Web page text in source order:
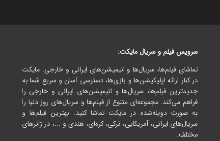
سرویس فیلم و سریال مایکت:
تماشای فیلم‌ها، سریال‌ها و انیمیشن‌های ایرانی و خارجی. مایکت
در کنار ارائه اپلیکیشن‌ها و بازی‌ها، دسترسی آسان و سریع شما به
جدیدترین فیلم‌ها، سریال‌ها و انیمیشن‌های ایرانی و خارجی را
فراهم می‌کند. مجموعه‌ای متنوع از فیلم‌ها و سریال‌های روز دنیا را
به صورت دوبله‌شده در مایکت تماشا کنید. بهترین فیلم‌ها و
سریال‌های ایرانی، آمریکایی، ترکی، کره‌ای، هندی و ...، در ژانرهای
مختلف.